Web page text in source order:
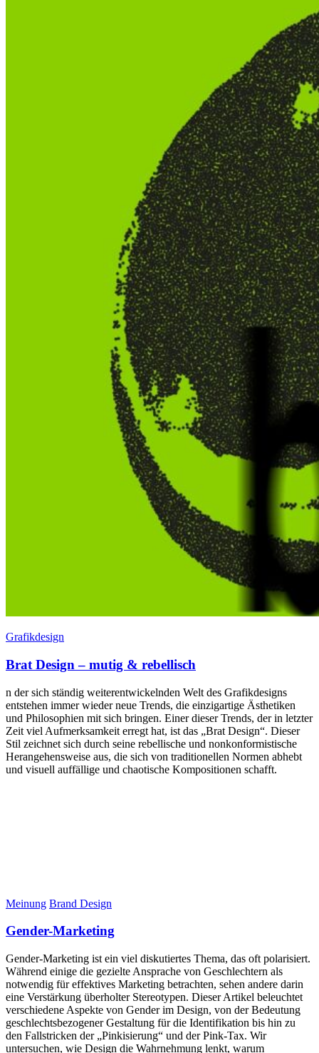
Grafikdesign
Brat Design – mutig & rebellisch
n der sich ständig weiterentwickelnden Welt des Grafikdesigns
entstehen immer wieder neue Trends, die einzigartige Ästhetiken
und Philosophien mit sich bringen. Einer dieser Trends, der in letzter
Zeit viel Aufmerksamkeit erregt hat, ist das „Brat Design“. Dieser
Stil zeichnet sich durch seine rebellische und nonkonformistische
Herangehensweise aus, die sich von traditionellen Normen abhebt
und visuell auffällige und chaotische Kompositionen schafft.
Meinung Brand Design
Gender-Marketing
Gender-Marketing ist ein viel diskutiertes Thema, das oft polarisiert.
Während einige die gezielte Ansprache von Geschlechtern als
notwendig für effektives Marketing betrachten, sehen andere darin
eine Verstärkung überholter Stereotypen. Dieser Artikel beleuchtet
verschiedene Aspekte von Gender im Design, von der Bedeutung
geschlechtsbezogener Gestaltung für die Identifikation bis hin zu
den Fallstricken der „Pinkisierung“ und der Pink-Tax. Wir
untersuchen, wie Design die Wahrnehmung lenkt, warum